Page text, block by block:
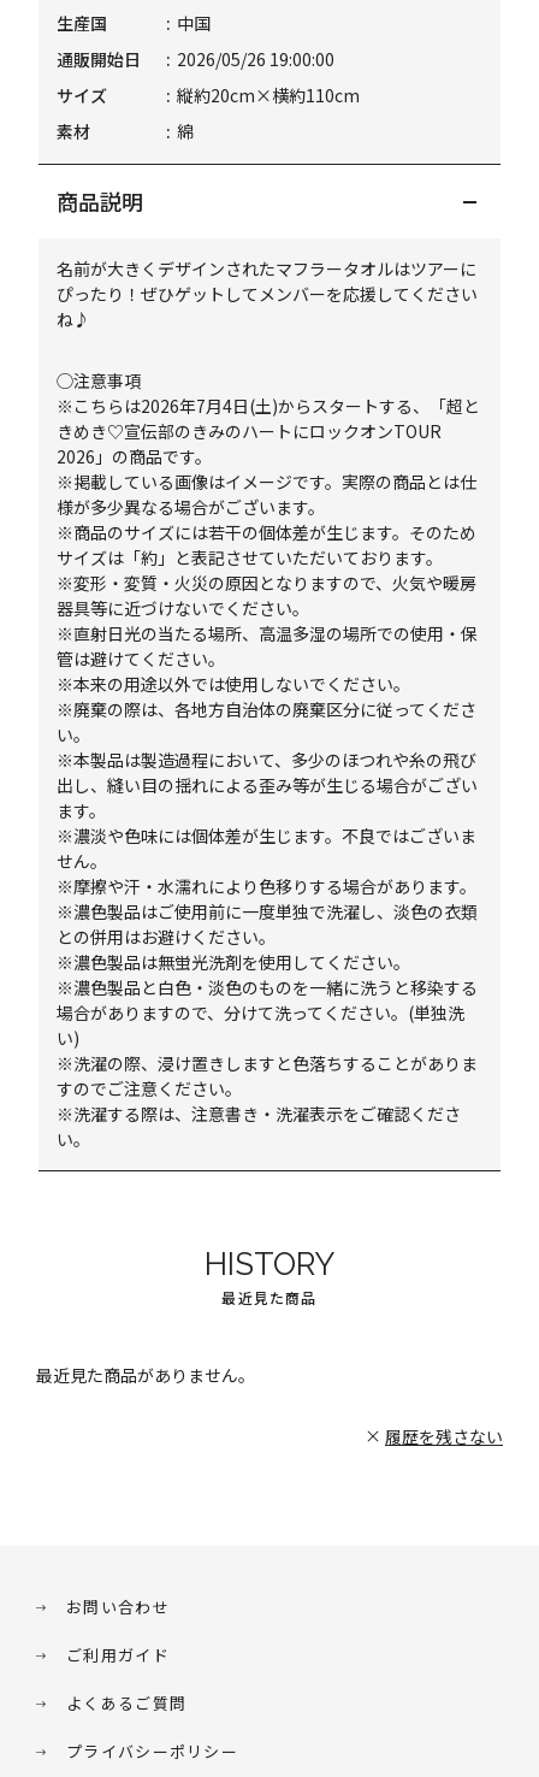
生産国
中国
通販開始日
2026/05/26 19:00:00
サイズ
縦約20cm×横約110cm
素材
綿
商品説明
名前が大きくデザインされたマフラータオルはツアーに
ぴったり！ぜひゲットしてメンバーを応援してください
ね♪
◯注意事項
※こちらは2026年7月4日(土)からスタートする、「超と
きめき♡宣伝部のきみのハートにロックオンTOUR
2026」の商品です。
※掲載している画像はイメージです。実際の商品とは仕
様が多少異なる場合がございます。
※商品のサイズには若干の個体差が生じます。そのため
サイズは「約」と表記させていただいております。
※変形・変質・火災の原因となりますので、火気や暖房
器具等に近づけないでください。
※直射日光の当たる場所、高温多湿の場所での使用・保
管は避けてください。
※本来の用途以外では使用しないでください。
※廃棄の際は、各地方自治体の廃棄区分に従ってくださ
い。
※本製品は製造過程において、多少のほつれや糸の飛び
出し、縫い目の揺れによる歪み等が生じる場合がござい
ます。
※濃淡や色味には個体差が生じます。不良ではございま
せん。
※摩擦や汗・水濡れにより色移りする場合があります。
※濃色製品はご使用前に一度単独で洗濯し、淡色の衣類
との併用はお避けください。
※濃色製品は無蛍光洗剤を使用してください。
※濃色製品と白色・淡色のものを一緒に洗うと移染する
場合がありますので、分けて洗ってください。(単独洗
い)
※洗濯の際、浸け置きしますと色落ちすることがありま
すのでご注意ください。
※洗濯する際は、注意書き・洗濯表示をご確認くださ
い。
HISTORY
最近見た商品
最近見た商品がありません。
履歴を残さない
お問い合わせ
ご利用ガイド
よくあるご質問
プライバシーポリシー